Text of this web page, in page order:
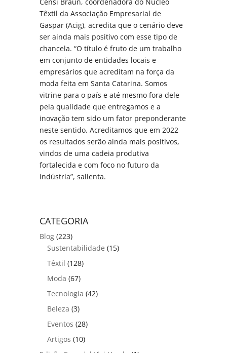
Têxtil da Associação Empresarial de
Gaspar (Acig), acredita que o cenário deve
ser ainda mais positivo com esse tipo de
chancela. “O título é fruto de um trabalho
em conjunto de entidades locais e
empresários que acreditam na força da
moda feita em Santa Catarina. Somos
vitrine para o país e até mesmo fora dele
pela qualidade que entregamos e a
inovação tem sido um fator preponderante
neste sentido. Acreditamos que em 2022
os resultados serão ainda mais positivos,
vindos de uma cadeia produtiva
fortalecida e com foco no futuro da
indústria”, salienta.
CATEGORIA
Blog (223)
Sustentabilidade (15)
Têxtil (128)
Moda (67)
Tecnologia (42)
Beleza (3)
Eventos (28)
Artigos (10)